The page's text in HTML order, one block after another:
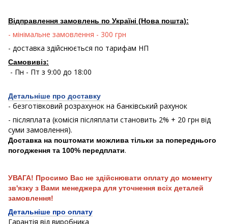
Відправлення замовлень по Україні (Нова пошта):
- мінімальне замовлення - 300 грн
- доставка здійснюється по тарифам НП
Самовивіз:
- Пн - Пт з 9:00 до 18:00
Детальніше про доставку
- безготівковий розрахунок на банківський рахунок
- післяплата (комісія післяплати становить 2% + 20 грн від
суми замовлення).
Доставка на поштомати можлива тільки за попереднього
погодження та 100% передплати.
УВАГА! Просимо Вас не здійснювати оплату до моменту
зв'язку з Вами менеджера для уточнення всіх деталей
замовлення!
Детальніше про оплату
Гарантія від виробника